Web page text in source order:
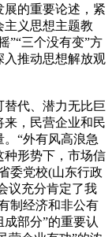
展的重要论述，紧
主义思想主题教
”“三个没有变”方
入推动思想解放观
代、潜力无比巨
来，民营企业和民
“外有风高浪急
种形势下，市场信
委党校(山东行政
议充分肯定了我
制经济和非公有
部分”的重要认